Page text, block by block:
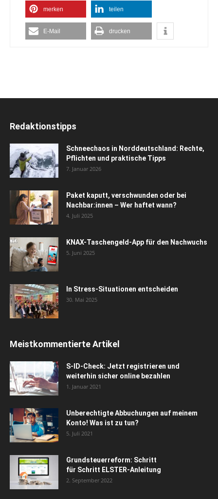
merken teilen
E-Mail drucken
Redaktionstipps
Schneechaos in Norddeutschland: Rechte,
Pflichten und praktische Tipps
7. Januar 2026
Paket kaputt, verschwunden oder bei
Nachbar:innen – Wer haftet wann?
4. Juli 2025
KNAX-Taschengeld-App für den Nachwuchs
5. Juni 2025
In Stress-Situationen entscheiden
30. Mai 2025
Meistkommentierte Artikel
S-ID-Check: Jetzt registrieren und
weiterhin sicher online bezahlen
1. Januar 2021
Unberechtigte Abbuchungen auf meinem
Konto! Was ist zu tun?
5. Juli 2021
Grundsteuerreform: Schritt
für Schritt ELSTER-Anleitung
2. September 2022